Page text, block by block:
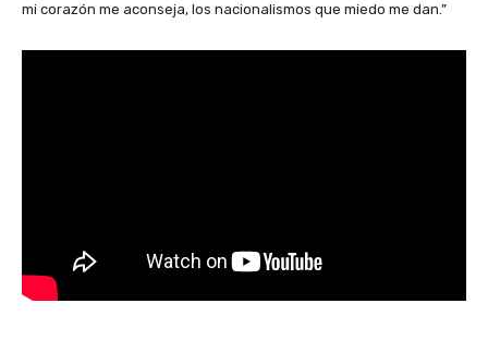
mi corazón me aconseja, los nacionalismos que miedo me dan.”